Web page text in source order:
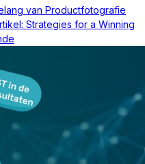
van Productfotografie
Strategies for a Winning